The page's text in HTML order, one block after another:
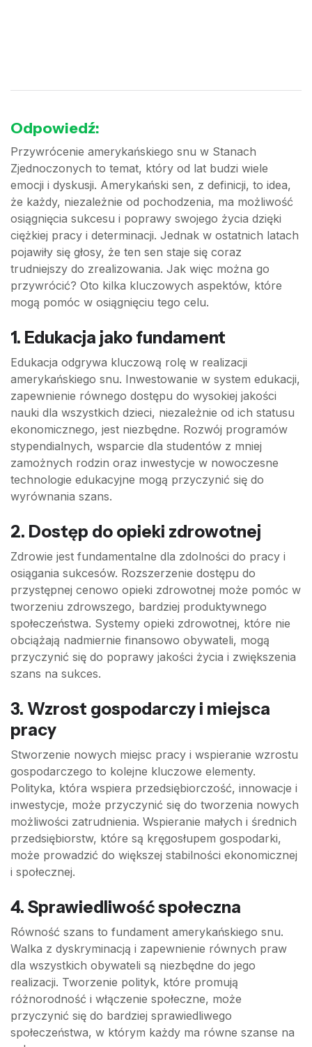
Odpowiedź:
Przywrócenie amerykańskiego snu w Stanach
Zjednoczonych to temat, który od lat budzi wiele
emocji i dyskusji. Amerykański sen, z definicji, to idea,
że każdy, niezależnie od pochodzenia, ma możliwość
osiągnięcia sukcesu i poprawy swojego życia dzięki
ciężkiej pracy i determinacji. Jednak w ostatnich latach
pojawiły się głosy, że ten sen staje się coraz
trudniejszy do zrealizowania. Jak więc można go
przywrócić? Oto kilka kluczowych aspektów, które
mogą pomóc w osiągnięciu tego celu.
1. Edukacja jako fundament
Edukacja odgrywa kluczową rolę w realizacji
amerykańskiego snu. Inwestowanie w system edukacji,
zapewnienie równego dostępu do wysokiej jakości
nauki dla wszystkich dzieci, niezależnie od ich statusu
ekonomicznego, jest niezbędne. Rozwój programów
stypendialnych, wsparcie dla studentów z mniej
zamożnych rodzin oraz inwestycje w nowoczesne
technologie edukacyjne mogą przyczynić się do
wyrównania szans.
2. Dostęp do opieki zdrowotnej
Zdrowie jest fundamentalne dla zdolności do pracy i
osiągania sukcesów. Rozszerzenie dostępu do
przystępnej cenowo opieki zdrowotnej może pomóc w
tworzeniu zdrowszego, bardziej produktywnego
społeczeństwa. Systemy opieki zdrowotnej, które nie
obciążają nadmiernie finansowo obywateli, mogą
przyczynić się do poprawy jakości życia i zwiększenia
szans na sukces.
3. Wzrost gospodarczy i miejsca
pracy
Stworzenie nowych miejsc pracy i wspieranie wzrostu
gospodarczego to kolejne kluczowe elementy.
Polityka, która wspiera przedsiębiorczość, innowacje i
inwestycje, może przyczynić się do tworzenia nowych
możliwości zatrudnienia. Wspieranie małych i średnich
przedsiębiorstw, które są kręgosłupem gospodarki,
może prowadzić do większej stabilności ekonomicznej
i społecznej.
4. Sprawiedliwość społeczna
Równość szans to fundament amerykańskiego snu.
Walka z dyskryminacją i zapewnienie równych praw
dla wszystkich obywateli są niezbędne do jego
realizacji. Tworzenie polityk, które promują
różnorodność i włączenie społeczne, może
przyczynić się do bardziej sprawiedliwego
społeczeństwa, w którym każdy ma równe szanse na